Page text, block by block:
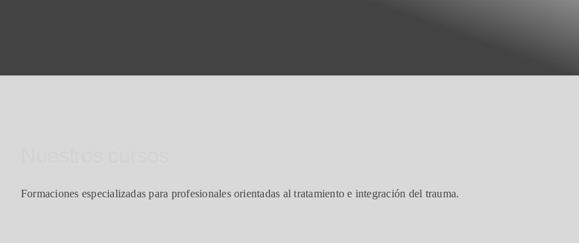
Formaciones especializadas para profesionales orientadas al tratamiento e integración del trauma.